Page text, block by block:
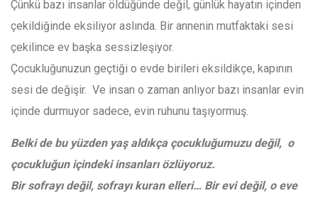
Çünkü bazı insanlar öldüğünde değil, günlük hayatın içinden
çekildiğinde eksiliyor aslında. Bir annenin mutfaktaki sesi
çekilince ev başka sessizleşiyor.
Çocukluğunuzun geçtiği o evde birileri eksildikçe, kapının
sesi de değişir. Ve insan o zaman anlıyor bazı insanlar evin
içinde durmuyor sadece, evin ruhunu taşıyormuş.
Belki de bu yüzden yaş aldıkça çocukluğumuzu değil, o
çocukluğun içindeki insanları özlüyoruz.
Bir sofrayı değil, sofrayı kuran elleri… Bir evi değil, o eve